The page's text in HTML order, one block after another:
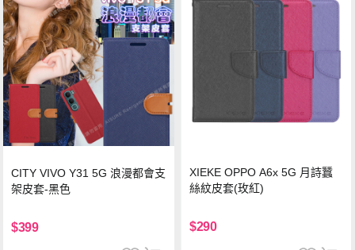
CITY VIVO Y31 5G 浪漫都會支
架皮套-黑色
$399
XIEKE OPPO A6x 5G 月詩蠶
絲紋皮套(玫紅)
$290